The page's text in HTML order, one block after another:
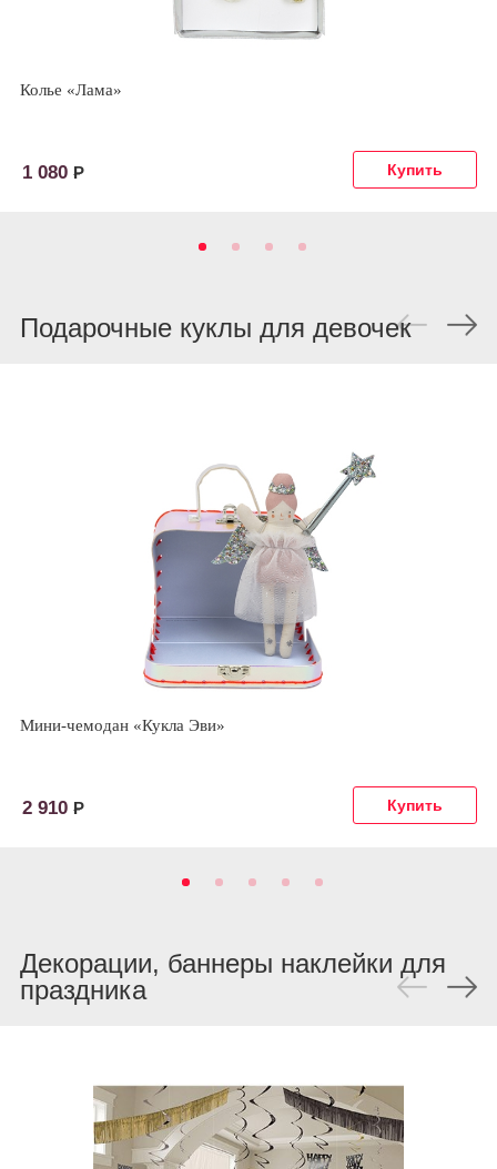
Колье «Лама»
1 080 Р
Подарочные куклы для девочек
Мини-чемодан «Кукла Эви»
2 910 Р
Декорации, баннеры наклейки для
праздника